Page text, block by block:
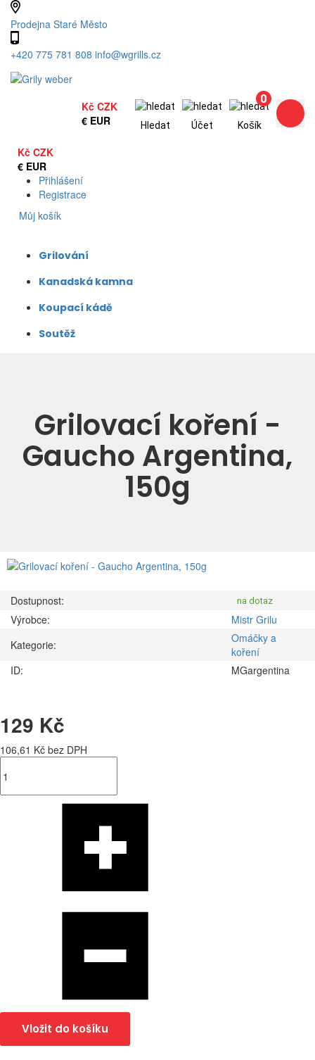
Prodejna Staré Město
+420 775 781 808 info@wgrills.cz
Kč CZK
€ EUR Hledat Účet
0
Košík
Kč CZK
€ EUR
Přihlášení
Registrace
Můj košík
Grilování
Kanadská kamna
Koupací kádě
Soutěž
Grilovací koření -
Gaucho Argentina,
150g
Dostupnost: na dotaz
Výrobce:
Mistr Grilu
Kategorie:
Omáčky a
koření
ID:
MGargentina
129 Kč
106,61 Kč bez DPH
Vložit do košíku